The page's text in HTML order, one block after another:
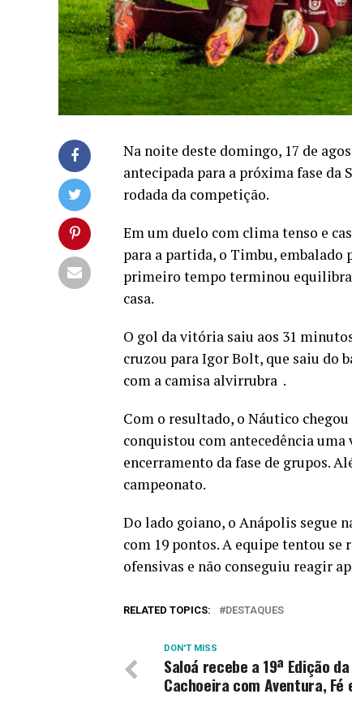
Na noite deste domingo, 17 de
antecipada para a próxima fase da
rodada da competição.
Em um duelo com clima tenso e
para a partida, o Timbu,
primeiro tempo terminou
casa.
O gol da vitória saiu aos 31
cruzou para Igor Bolt, que saiu do
com a camisa alvirrubra .
Com o resultado, o Náutico
conquistou com antecedência uma
encerramento da fase de grupos.
campeonato.
Do lado goiano, o Anápolis segue
com 19 pontos. A equipe tentou
ofensivas e não conseguiu reagir
RELATED TOPICS: DESTAQUES
DON'T MISS
Saloá recebe a 19ª Edição
Cachoeira com Aventura, Fé